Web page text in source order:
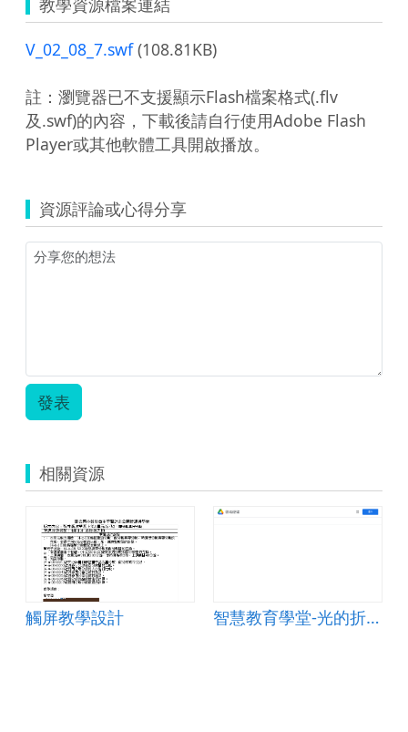
教學資源檔案連結
V_02_08_7.swf(108.81KB)
註：瀏覽器已不支援顯示Flash檔案格式(.flv
及.swf)的內容，下載後請自行使用Adobe Flash
Player或其他軟體工具開啟播放。
資源評論或心得分享
發表
相關資源
觸屏教學設計 智慧教育學堂-光的折射與透鏡成像